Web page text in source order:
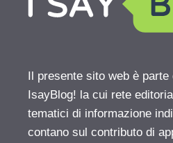
Il presente sito web è parte
IsayBlog! la cui rete
tematici di informazione
contano sul contributo di